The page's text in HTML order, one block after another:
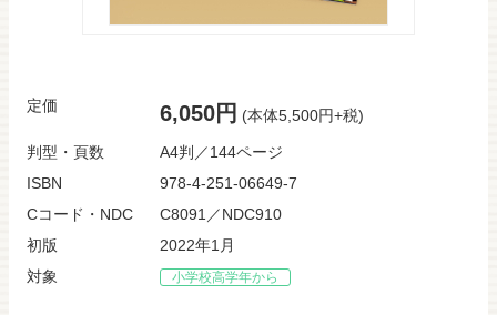
定価 6,050円 (本体5,500円+税)
判型・頁数
A4判／144ページ
ISBN
978-4-251-06649-7
Cコード・NDC
C8091／NDC910
初版
2022年1月
対象
小学校高学年から